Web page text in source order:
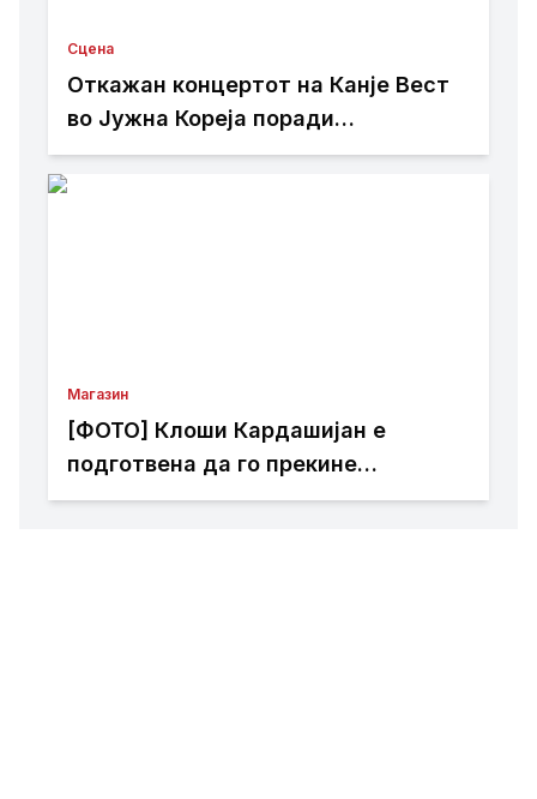
Сцена
Откажан концертот на Канје Вест
во Јужна Кореја поради
контроверзии
Магазин
[ФОТО] Клоши Кардашијан е
подготвена да го прекине
целибатот само за еден маж: Го